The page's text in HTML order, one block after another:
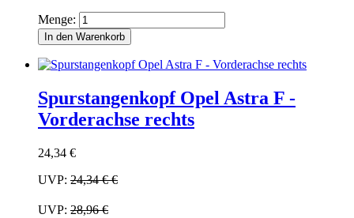
Menge:
In den Warenkorb
Spurstangenkopf Opel Astra F -
Vorderachse rechts
24,34 €
UVP: 24,34 €€
UVP: 28,96 €